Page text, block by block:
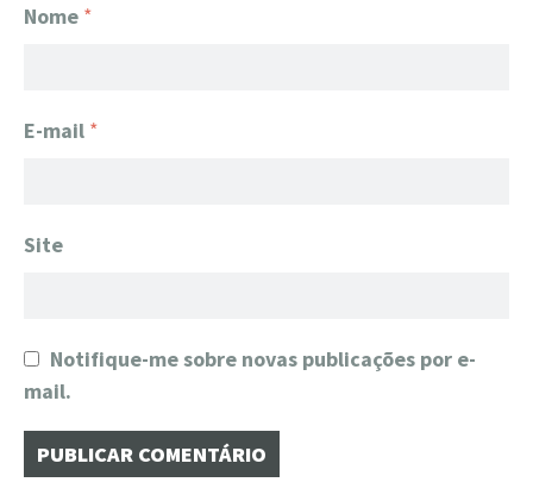
Nome *
E-mail *
Site
Notifique-me sobre novas publicações por e-
mail.